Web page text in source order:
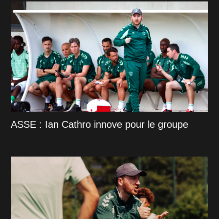
ASSE : Ian Cathro innove pour le groupe